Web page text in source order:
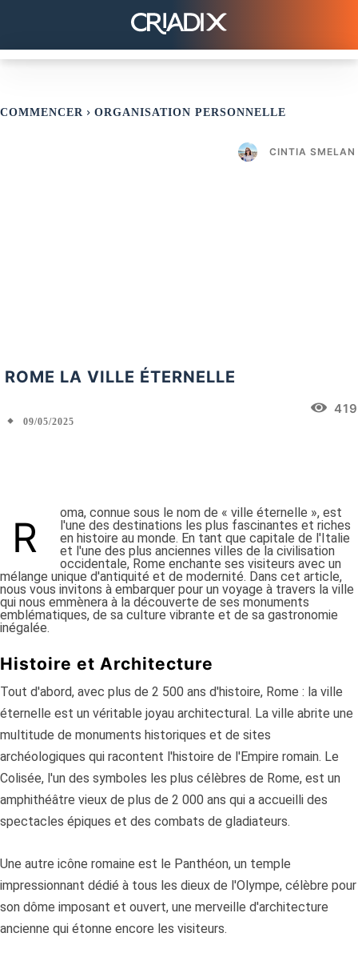
COMMENCER ORGANISATION PERSONNELLE
ROME LA VILLE ÉTERNELLE
CINTIA SMELAN
09/05/2025
419
R
oma, connue sous le nom de « ville éternelle », est
l'une des destinations les plus fascinantes et riches
en histoire au monde. En tant que capitale de l'Italie
et l'une des plus anciennes villes de la civilisation
occidentale, Rome enchante ses visiteurs avec un
mélange unique d'antiquité et de modernité. Dans cet article,
nous vous invitons à embarquer pour un voyage à travers la ville
qui nous emmènera à la découverte de ses monuments
emblématiques, de sa culture vibrante et de sa gastronomie
inégalée.
Histoire et Architecture
Tout d'abord, avec plus de 2 500 ans d'histoire, Rome : la ville
éternelle est un véritable joyau architectural. La ville abrite une
multitude de monuments historiques et de sites
archéologiques qui racontent l'histoire de l'Empire romain. Le
Colisée, l'un des symboles les plus célèbres de Rome, est un
amphithéâtre vieux de plus de 2 000 ans qui a accueilli des
spectacles épiques et des combats de gladiateurs.
Une autre icône romaine est le Panthéon, un temple
impressionnant dédié à tous les dieux de l'Olympe, célèbre pour
son dôme imposant et ouvert, une merveille d'architecture
ancienne qui étonne encore les visiteurs.